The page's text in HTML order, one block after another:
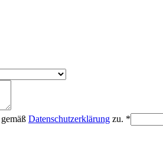
Datenschutzerklärung zu. *